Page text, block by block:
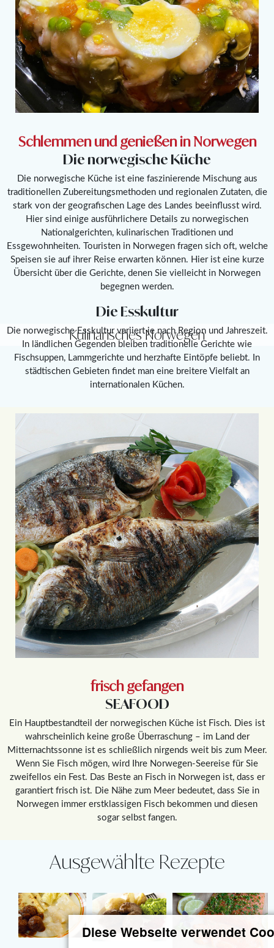
Diese Webseite verwendet
Kulinarisches Norwegen
Schlemmen und genießen in Norwegen
Die norwegische Küche
Die norwegische Küche ist eine faszinierende Mischung aus
traditionellen Zubereitungsmethoden und regionalen Zutaten, die
stark von der geografischen Lage des Landes beeinflusst wird.
Hier sind einige ausführlichere Details zu norwegischen
Nationalgerichten, kulinarischen Traditionen und
Essgewohnheiten. Touristen in Norwegen fragen sich oft, welche
Speisen sie auf ihrer Reise erwarten können. Hier ist eine kurze
Übersicht über die Gerichte, denen Sie vielleicht in Norwegen
begegnen werden.
Die Esskultur
Die norwegische Esskultur variiert je nach Region und Jahreszeit.
In ländlichen Gegenden bleiben traditionelle Gerichte wie
Fischsuppen, Lammgerichte und herzhafte Eintöpfe beliebt. In
städtischen Gebieten findet man eine breitere Vielfalt an
internationalen Küchen.
frisch gefangen
SEAFOOD
Ein Hauptbestandteil der norwegischen Küche ist Fisch. Dies ist
wahrscheinlich keine große Überraschung – im Land der
Mitternachtssonne ist es schließlich nirgends weit bis zum Meer.
Wenn Sie Fisch mögen, wird Ihre Norwegen-Seereise für Sie
zweifellos ein Fest. Das Beste an Fisch in Norwegen ist, dass er
garantiert frisch ist. Die Nähe zum Meer bedeutet, dass Sie in
Norwegen immer erstklassigen Fisch bekommen und diesen
sogar selbst fangen.
Ausgewählte Rezepte